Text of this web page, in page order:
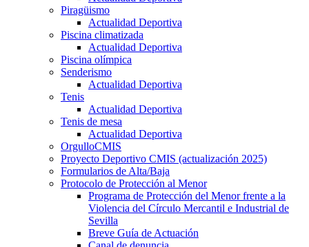
Piragüismo
Actualidad Deportiva
Piscina climatizada
Actualidad Deportiva
Piscina olímpica
Senderismo
Actualidad Deportiva
Tenis
Actualidad Deportiva
Tenis de mesa
Actualidad Deportiva
OrgulloCMIS
Proyecto Deportivo CMIS (actualización 2025)
Formularios de Alta/Baja
Protocolo de Protección al Menor
Programa de Protección del Menor frente a la
Violencia del Círculo Mercantil e Industrial de
Sevilla
Breve Guía de Actuación